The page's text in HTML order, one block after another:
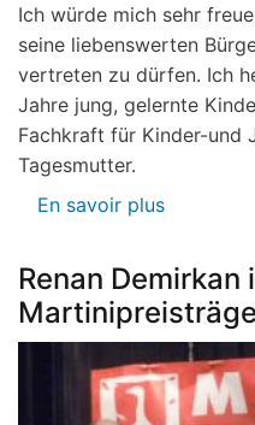
Ich würde mich sehr
seine liebenswerten
vertreten zu dürfen. Ich
Jahre jung, gelernte
Fachkraft für Kinder-und
Tagesmutter.
En savoir plus
kandidatin
Kathrin
Flory
Renan Demirkan